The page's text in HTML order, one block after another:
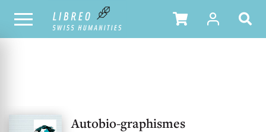
NOTRE CATALOGUE TABLE DES MATIÈRES
Autobio-graphismes